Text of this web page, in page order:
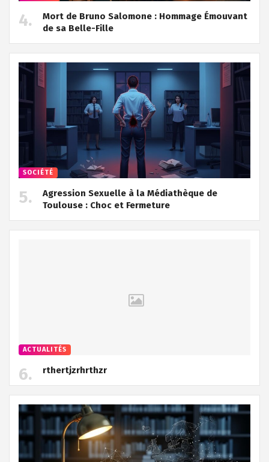
Mort de Bruno Salomone : Hommage Émouvant
de sa Belle-Fille
SOCIÉTÉ
Agression Sexuelle à la Médiathèque de
Toulouse : Choc et Fermeture
ACTUALITÉS
rthertjzrhrthzr